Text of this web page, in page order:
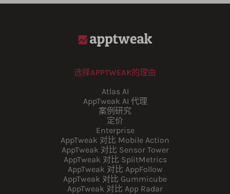
选择APPTWEAK的理由
Atlas AI
AppTweak AI 代理
案例研究
定价
Enterprise
AppTweak 对比 Mobile Action
AppTweak 对比 Sensor Tower
AppTweak 对比 SplitMetrics
AppTweak 对比 AppFollow
AppTweak 对比 Gummicube
AppTweak 对比 App Radar